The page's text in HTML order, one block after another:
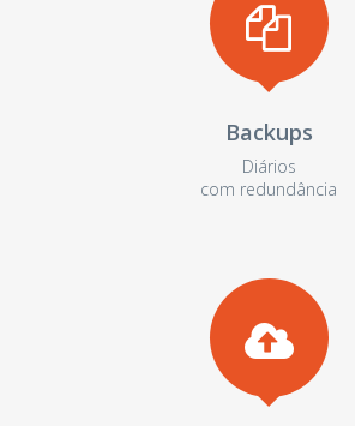
Backups
Diários
com redundância